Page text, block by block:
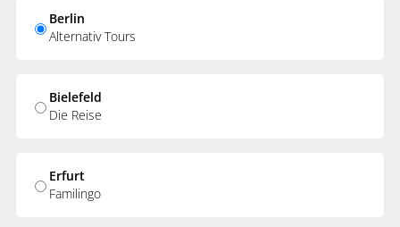
Berlin
Alternativ Tours
Bielefeld
Die Reise
Erfurt
Familingo